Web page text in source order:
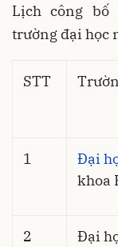
Lịch công bố
trường đại học
STT
1 Đại
khoa
2
Đại